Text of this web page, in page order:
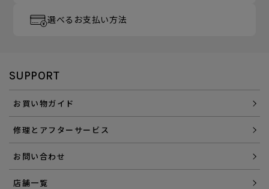
選べるお支払い方法
SUPPORT
お買い物ガイド
修理とアフターサービス
お問い合わせ
店舗一覧